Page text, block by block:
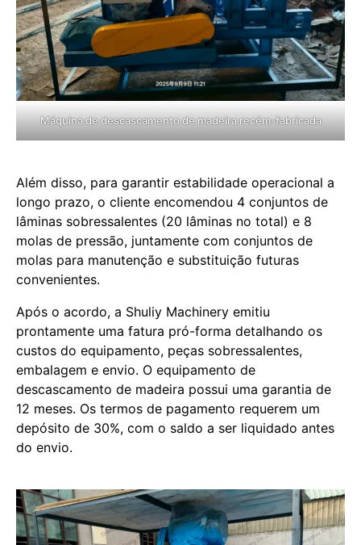
Máquina de descascamento de madeira recém-fabricada
Além disso, para garantir estabilidade operacional a
longo prazo, o cliente encomendou 4 conjuntos de
lâminas sobressalentes (20 lâminas no total) e 8
molas de pressão, juntamente com conjuntos de
molas para manutenção e substituição futuras
convenientes.
Após o acordo, a Shuliy Machinery emitiu
prontamente uma fatura pró-forma detalhando os
custos do equipamento, peças sobressalentes,
embalagem e envio. O equipamento de
descascamento de madeira possui uma garantia de
12 meses. Os termos de pagamento requerem um
depósito de 30%, com o saldo a ser liquidado antes
do envio.